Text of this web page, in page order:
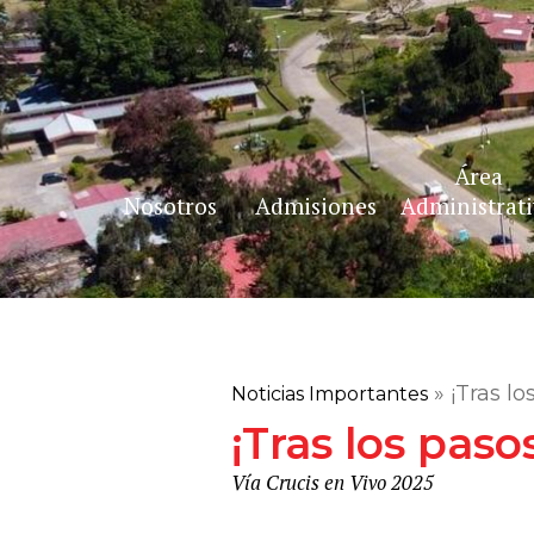
Nosotros
Bienvenida Nuestra
Admisiones
Perfil de Ingreso
Área
Noticias Importantes » ¡Tras
¡Tras los
Vía Crucis en Vivo 2025